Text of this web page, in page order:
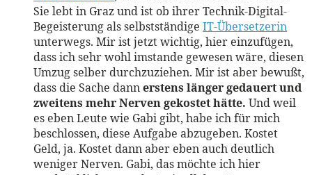
Sie lebt in Graz und ist ob ihrer Technik-Digital-
Begeisterung als selbstständige IT-Übersetzerin
unterwegs. Mir ist jetzt wichtig, hier einzufügen,
dass ich sehr wohl imstande gewesen wäre, diesen
Umzug selber durchzuziehen. Mir ist aber bewußt,
dass die Sache dannerstens länger gedauert und
zweitens mehr Nerven gekostet hätte. Und weil
es eben Leute wie Gabi gibt, habe ich für mich
beschlossen, diese Aufgabe abzugeben. Kostet
Geld, ja. Kostet dann aber eben auch deutlich
weniger Nerven. Gabi, das möchte ich hier